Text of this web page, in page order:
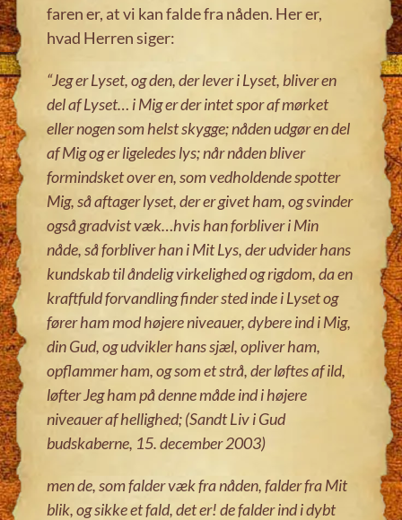
faren er, at vi kan falde fra nåden. Her er,
hvad Herren siger:
“Jeg er Lyset, og den, der lever i Lyset, bliver en
del af Lyset… i Mig er der intet spor af mørket
eller nogen som helst skygge; nåden udgør en del
af Mig og er ligeledes lys; når nåden bliver
formindsket over en, som vedholdende spotter
Mig, så aftager lyset, der er givet ham, og svinder
også gradvist væk…hvis han forbliver i Min
nåde, så forbliver han i Mit Lys, der udvider hans
kundskab til åndelig virkelighed og rigdom, da en
kraftfuld forvandling finder sted inde i Lyset og
fører ham mod højere niveauer, dybere ind i Mig,
din Gud, og udvikler hans sjæl, opliver ham,
opflammer ham, og som et strå, der løftes af ild,
løfter Jeg ham på denne måde ind i højere
niveauer af hellighed; (Sandt Liv i Gud
budskaberne, 15. december 2003)
men de, som falder væk fra nåden, falder fra Mit
blik, og sikke et fald, det er! de falder ind i dybt